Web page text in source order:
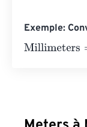
Exemple:
Millimeters=